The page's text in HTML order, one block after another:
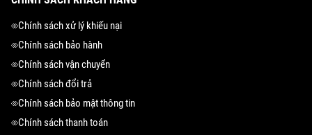
Chính sách xử lý khiếu nại
Chính sách bảo hành
Chính sách vận chuyển
Chính sách đổi trả
Chính sách bảo mật thông tin
Chính sách thanh toán